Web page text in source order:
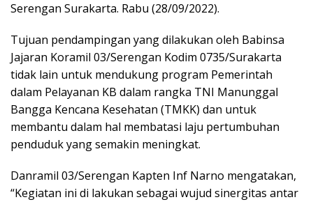
Serengan Surakarta. Rabu (28/09/2022).
Tujuan pendampingan yang dilakukan oleh Babinsa
Jajaran Koramil 03/Serengan Kodim 0735/Surakarta
tidak lain untuk mendukung program Pemerintah
dalam Pelayanan KB dalam rangka TNI Manunggal
Bangga Kencana Kesehatan (TMKK) dan untuk
membantu dalam hal membatasi laju pertumbuhan
penduduk yang semakin meningkat.
Danramil 03/Serengan Kapten Inf Narno mengatakan,
“Kegiatan ini di lakukan sebagai wujud sinergitas antar